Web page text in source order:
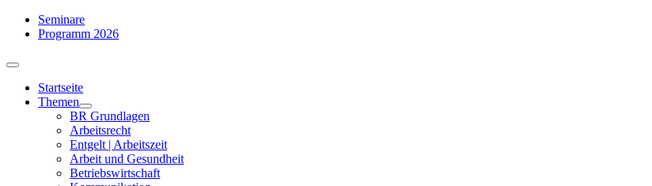
Zum
Inhalt
Seminare
Programm 2026
Toggle
NavigationStartseite
Themen
BR Grundlagen
Arbeits­recht
Entgelt | Arbeitszeit
Arbeit und Gesundheit
Betriebswirtschaft